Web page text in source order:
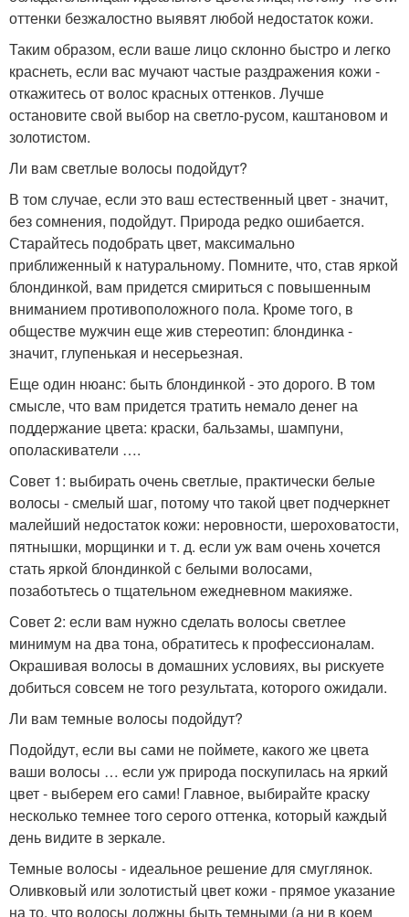
оттенки безжалостно выявят любой недостаток кожи.
Таким образом, если ваше лицо склонно быстро и легко
краснеть, если вас мучают частые раздражения кожи -
откажитесь от волос красных оттенков. Лучше
остановите свой выбор на светло-русом, каштановом и
золотистом.
Ли вам светлые волосы подойдут?
В том случае, если это ваш естественный цвет - значит,
без сомнения, подойдут. Природа редко ошибается.
Старайтесь подобрать цвет, максимально
приближенный к натуральному. Помните, что, став яркой
блондинкой, вам придется смириться с повышенным
вниманием противоположного пола. Кроме того, в
обществе мужчин еще жив стереотип: блондинка -
значит, глупенькая и несерьезная.
Еще один нюанс: быть блондинкой - это дорого. В том
смысле, что вам придется тратить немало денег на
поддержание цвета: краски, бальзамы, шампуни,
ополаскиватели ….
Совет 1: выбирать очень светлые, практически белые
волосы - смелый шаг, потому что такой цвет подчеркнет
малейший недостаток кожи: неровности, шероховатости,
пятнышки, морщинки и т. д. если уж вам очень хочется
стать яркой блондинкой с белыми волосами,
позаботьтесь о тщательном ежедневном макияже.
Совет 2: если вам нужно сделать волосы светлее
минимум на два тона, обратитесь к профессионалам.
Окрашивая волосы в домашних условиях, вы рискуете
добиться совсем не того результата, которого ожидали.
Ли вам темные волосы подойдут?
Подойдут, если вы сами не поймете, какого же цвета
ваши волосы … если уж природа поскупилась на яркий
цвет - выберем его сами! Главное, выбирайте краску
несколько темнее того серого оттенка, который каждый
день видите в зеркале.
Темные волосы - идеальное решение для смуглянок.
Оливковый или золотистый цвет кожи - прямое указание
на то, что волосы должны быть темными (а ни в коем